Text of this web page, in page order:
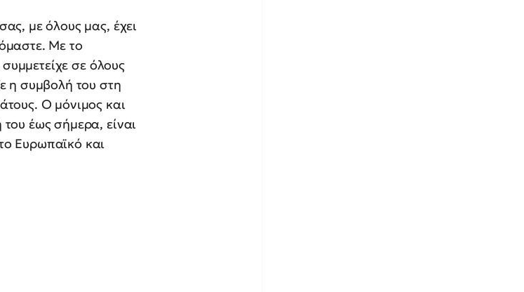
με όλους μας, έχει
Με το
σε όλους
η συμβολή του στη
Ο μόνιμος και
έως σήμερα, είναι
Ευρωπαϊκό και